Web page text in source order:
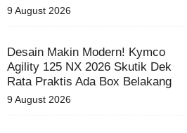
9 August 2026
Desain Makin Modern! Kymco
Agility 125 NX 2026 Skutik Dek
Rata Praktis Ada Box Belakang
9 August 2026